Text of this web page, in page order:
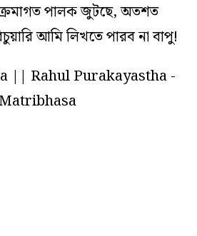
পালক জুটছে, অতশত
আমি লিখতে পারব না বাপু!